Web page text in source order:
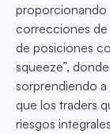
proporcionando
correcciones de
de posiciones
squeeze”,
sorprendiendo
que los traders
riesgos